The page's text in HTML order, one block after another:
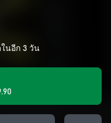
ในอีก 3 วัน